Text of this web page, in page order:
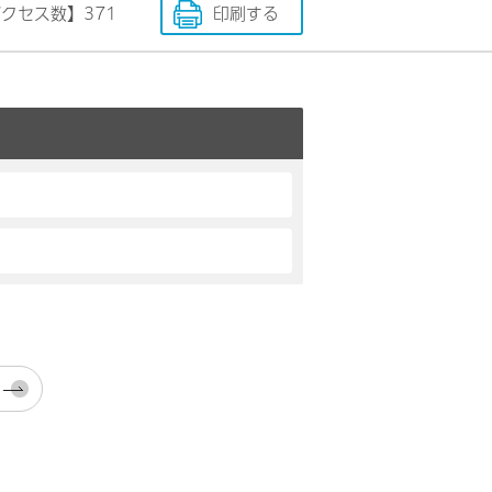
セス数】 371 印刷する